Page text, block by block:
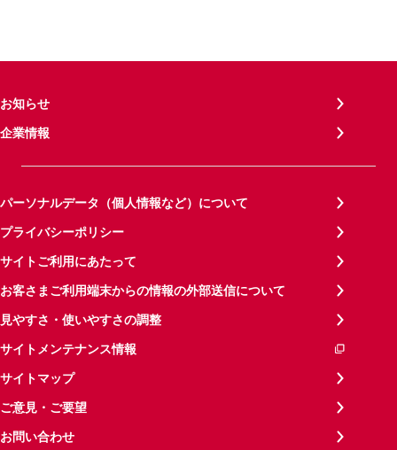
お知らせ
企業情報
パーソナルデータ（個人情報など）について
プライバシーポリシー
サイトご利用にあたって
お客さまご利用端末からの情報の外部送信について
見やすさ・使いやすさの調整
サイトメンテナンス情報
サイトマップ
ご意見・ご要望
お問い合わせ